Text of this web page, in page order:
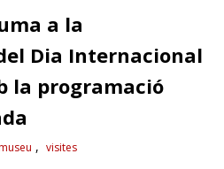
a la
Dia Internacional
la programació
visites